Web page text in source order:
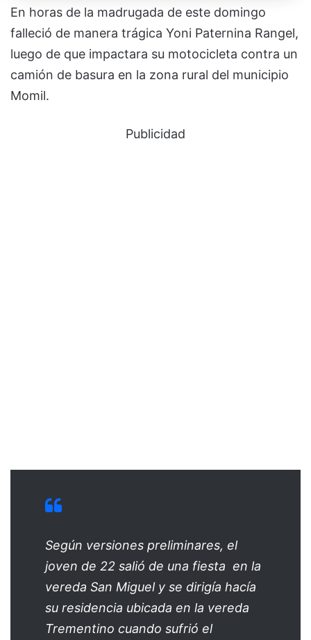
En horas de la madrugada de este domingo
falleció de manera trágica Yoni Paternina Rangel,
luego de que impactara su motocicleta contra un
camión de basura en la zona rural del municipio
Momil.
Publicidad
Según versiones preliminares, el
joven de 22 salió de una fiesta en la
vereda San Miguel y se dirigía hacía
su residencia ubicada en la vereda
Trementino cuando sufrió el